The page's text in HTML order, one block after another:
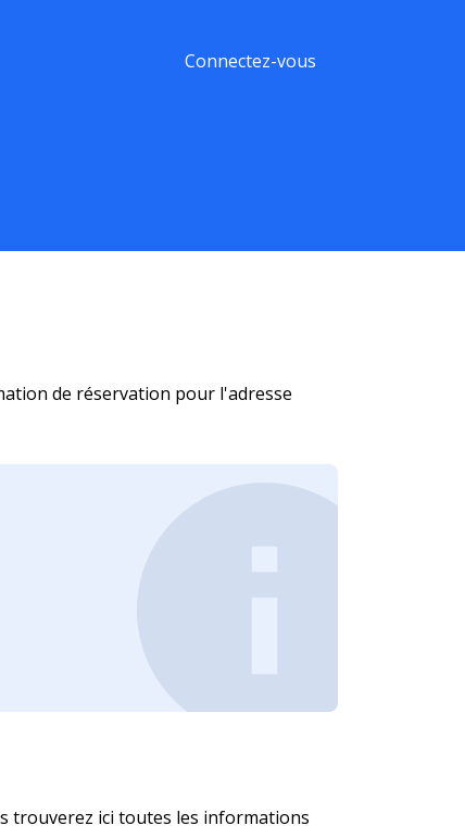
Connectez-vous
de réservation pour l'adresse
trouverez ici toutes les informations